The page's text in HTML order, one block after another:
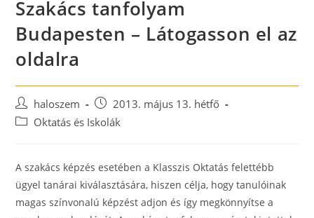
Szakács tanfolyam
Budapesten – Látogasson el az
oldalra
Post
author:
haloszem
Post
published:
2013. május 13. hétfő
PostOktatás és Iskolák
A szakács képzés esetében a Klasszis Oktatás felettébb
ügyel tanárai kiválasztására, hiszen célja, hogy tanulóinak
magas színvonalú képzést adjon és így megkönnyítse a